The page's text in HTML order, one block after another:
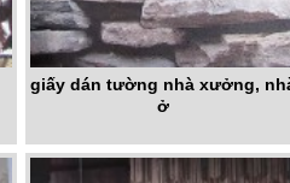
giấy dán tường nhà xưởng,
ở